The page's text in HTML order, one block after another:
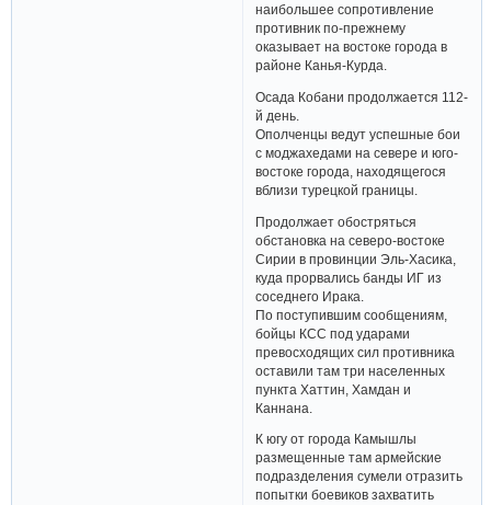
наибольшее сопротивление
противник по-прежнему
оказывает на востоке города в
районе Канья-Курда.
Осада Кобани продолжается 112-
й день.
Ополченцы ведут успешные бои
с моджахедами на севере и юго-
востоке города, находящегося
вблизи турецкой границы.
Продолжает обостряться
обстановка на северо-востоке
Сирии в провинции Эль-Хасика,
куда прорвались банды ИГ из
соседнего Ирака.
По поступившим сообщениям,
бойцы КСС под ударами
превосходящих сил противника
оставили там три населенных
пункта Хаттин, Хамдан и
Каннана.
К югу от города Камышлы
размещенные там армейские
подразделения сумели отразить
попытки боевиков захватить